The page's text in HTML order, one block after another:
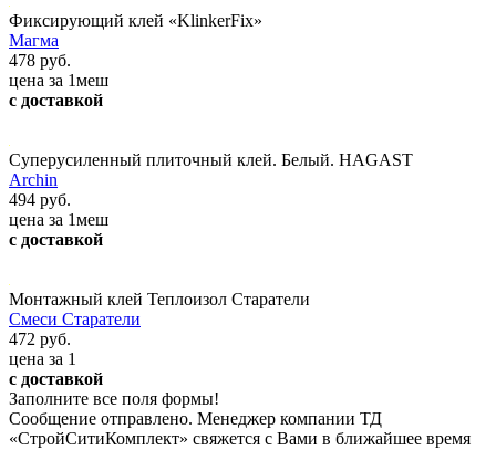
Фиксирующий клей «KlinkerFix»
Магма
478 руб.
цена за 1меш
с доставкой
Суперусиленный плиточный клей. Белый. HAGAST
Archin
494 руб.
цена за 1меш
с доставкой
Монтажный клей Теплоизол Старатели
Смеси Старатели
472 руб.
цена за 1
с доставкой
Заполните все поля формы!
Сообщение отправлено. Менеджер компании ТД
«СтройСитиКомплект» свяжется с Вами в ближайшее время